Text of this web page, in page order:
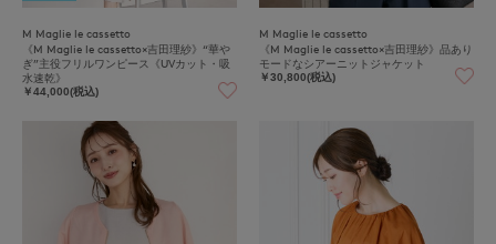
M Maglie le cassetto
《M Maglie le cassetto×吉田理紗》“華や
ぎ”主役フリルワンピース《UVカット・吸
水速乾》
￥44,000(税込)
M Maglie le cassetto
《M Maglie le cassetto×吉田理紗》品あり
モードなシアーニットジャケット
￥30,800(税込)